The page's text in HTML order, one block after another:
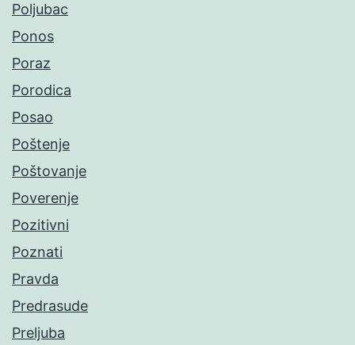
Poljubac
Ponos
Poraz
Porodica
Posao
Poštenje
Poštovanje
Poverenje
Pozitivni
Poznati
Pravda
Predrasude
Preljuba